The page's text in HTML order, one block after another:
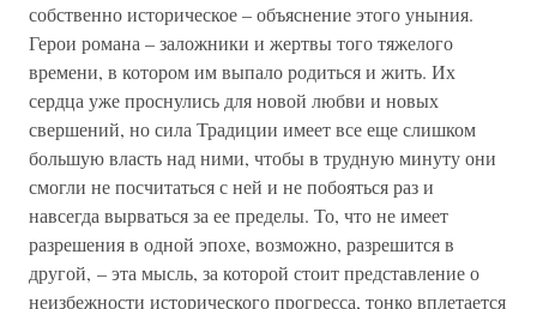
собственно историческое – объяснение этого уныния.
Герои романа – заложники и жертвы того тяжелого
времени, в котором им выпало родиться и жить. Их
сердца уже проснулись для новой любви и новых
свершений, но сила Традиции имеет все еще слишком
большую власть над ними, чтобы в трудную минуту они
смогли не посчитаться с ней и не побояться раз и
навсегда вырваться за ее пределы. То, что не имеет
разрешения в одной эпохе, возможно, разрешится в
другой, – эта мысль, за которой стоит представление о
неизбежности исторического прогресса, тонко вплетается